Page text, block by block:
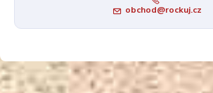
obchod@rockuj.cz